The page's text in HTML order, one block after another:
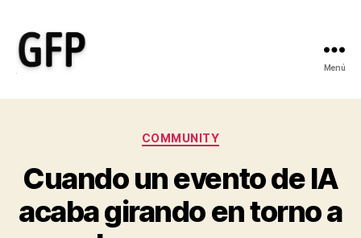
-
Ayudo
Menú
Categorías
COMMUNITY
Cuando un evento de IA
acaba girando en torno a